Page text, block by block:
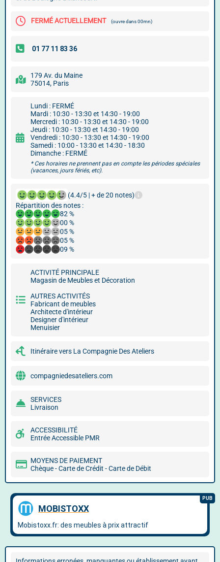
FERMÉ ACTUELLEMENT (ouvre dans 00mn)
179 Av. du Maine
75014, Paris
Lundi : FERMÉ
Mardi : 10:30 - 13:30 et 14:30 - 19:00
Mercredi : 10:30 - 13:30 et 14:30 - 19:00
Jeudi : 10:30 - 13:30 et 14:30 - 19:00
Vendredi : 10:30 - 13:30 et 14:30 - 19:00
Samedi : 10:00 - 13:30 et 14:30 - 18:30
Dimanche : FERMÉ
* Ces horaires ne prennent pas en compte les périodes spéciales
(vacances, jours fériés, etc).
(4.4/5 | + de 20 notes)
Répartition des notes :
82 %
00 %
05 %
05 %
09 %
ACTIVITÉ PRINCIPALE
Magasin de Meubles et Décoration
AUTRES ACTIVITÉS
Fabricant de meubles
Architecte d'intérieur
Designer d'intérieur
Menuisier
Itinéraire vers La Compagnie Des Ateliers
compagniedesateliers.com
SERVICES
Livraison
ACCESSIBILITÉ
Entrée Accessible PMR
MOYENS DE PAIEMENT
Chèque - Carte de Crédit - Carte de Débit